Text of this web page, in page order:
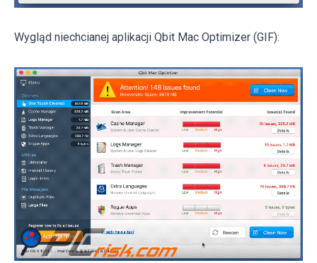
Wygląd niechcianej aplikacji Qbit Mac Optimizer (GIF):